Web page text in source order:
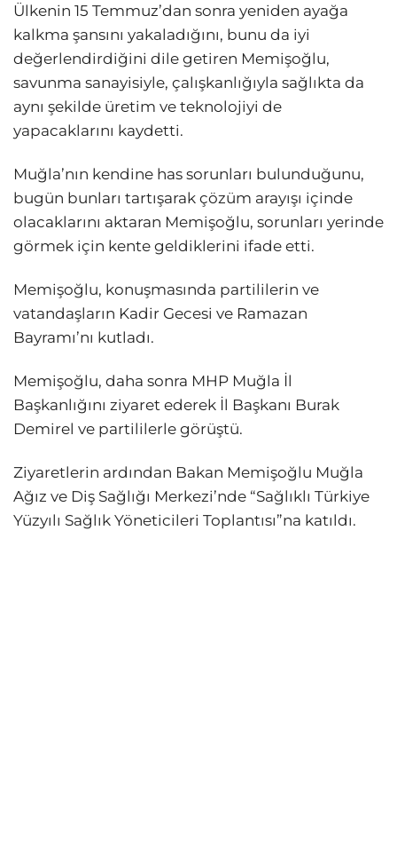
Ülkenin 15 Temmuz’dan sonra yeniden ayağa
kalkma şansını yakaladığını, bunu da iyi
değerlendirdiğini dile getiren Memişoğlu,
savunma sanayisiyle, çalışkanlığıyla sağlıkta da
aynı şekilde üretim ve teknolojiyi de
yapacaklarını kaydetti.
Muğla’nın kendine has sorunları bulunduğunu,
bugün bunları tartışarak çözüm arayışı içinde
olacaklarını aktaran Memişoğlu, sorunları yerinde
görmek için kente geldiklerini ifade etti.
Memişoğlu, konuşmasında partililerin ve
vatandaşların Kadir Gecesi ve Ramazan
Bayramı’nı kutladı.
Memişoğlu, daha sonra MHP Muğla İl
Başkanlığını ziyaret ederek İl Başkanı Burak
Demirel ve partililerle görüştü.
Ziyaretlerin ardından Bakan Memişoğlu Muğla
Ağız ve Diş Sağlığı Merkezi’nde “Sağlıklı Türkiye
Yüzyılı Sağlık Yöneticileri Toplantısı”na katıldı.